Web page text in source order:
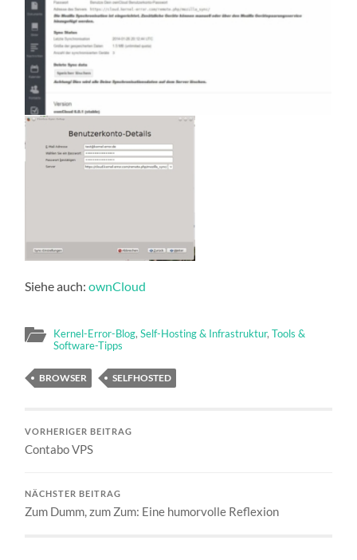
Siehe auch:ownCloud
Kernel-Error-Blog,Self-Hosting & Infrastruktur,Tools &
Software-Tipps
BROWSER SELFHOSTED
VORHERIGER BEITRAG
Contabo VPS
NÄCHSTER BEITRAG
Zum Dumm, zum Zum: Eine humorvolle Reflexion